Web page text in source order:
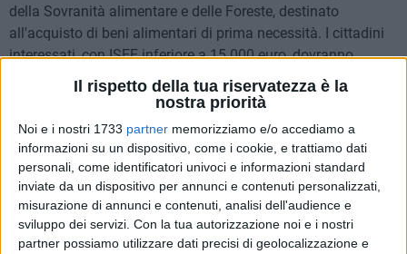
Il rispetto della tua riservatezza è la
nostra priorità
Noi e i nostri 1733 partner memorizziamo e/o accediamo a
informazioni su un dispositivo, come i cookie, e trattiamo dati
personali, come identificatori univoci e informazioni standard
inviate da un dispositivo per annunci e contenuti personalizzati,
misurazione di annunci e contenuti, analisi dell'audience e
sviluppo dei servizi. Con la tua autorizzazione noi e i nostri
partner possiamo utilizzare dati precisi di geolocalizzazione e
della Sovranità alimentare e delle Foreste, destinato
all'acquisto di beni alimentari di prima necessità. I cittadini
interessati, con ISEE inferiore a 15.000 euro, dovranno
aggiornare il proprio ISEE sul sito dell'INPS entro l'11 giugno
p.v. per poter rientrare nell'elenco dei 4185 beneficiari
finanziati dal Ministero per il Comune di Barletta. La Carta
Risparmio Spesa, chiamata anche Carta solidale, è una carta
dal valore totale di 382,50 € che sarà erogata alle famiglie in
difficoltà economica. La Carta solidale 2023 potrà essere
utilizzata per acquistare solo i beni di prima necessità,
soprattutto quelli alimentari.